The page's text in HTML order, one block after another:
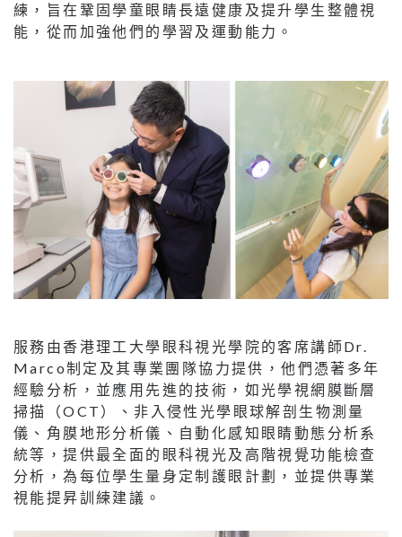
練，旨在鞏固學童眼睛長遠健康及提升學生整體視
能，從而加強他們的學習及運動能力。
服務由香港理工大學眼科視光學院的客席講師Dr.
Marco制定及其專業團隊協力提供，他們憑著多年
經驗分析，並應用先進的技術，如光學視網膜斷層
掃描（OCT）、非入侵性光學眼球解剖生物測量
儀、角膜地形分析儀、自動化感知眼睛動態分析系
統等，提供最全面的眼科視光及高階視覺功能檢查
分析，為每位學生量身定制護眼計劃，並提供專業
視能提昇訓練建議。